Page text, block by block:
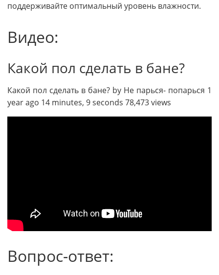
поддерживайте оптимальный уровень влажности.
Видео:
Какой пол сделать в бане?
Какой пол сделать в бане? by Не парься- попарься 1
year ago 14 minutes, 9 seconds 78,473 views
Вопрос-ответ: